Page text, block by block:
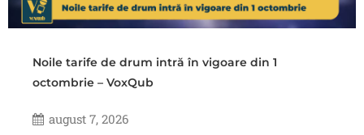
Noile tarife de drum intră în vigoare din 1
octombrie – VoxQub
august 7, 2026